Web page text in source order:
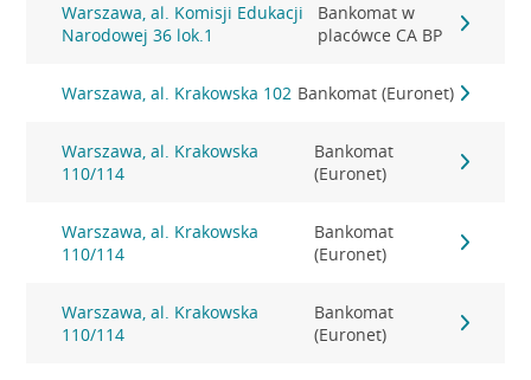
Warszawa, al. Komisji Edukacji
Narodowej 36 lok.1
Bankomat w
placówce CA BP
Warszawa, al. Krakowska 102 Bankomat (Euronet)
Warszawa, al. Krakowska
110/114
Bankomat
(Euronet)
Warszawa, al. Krakowska
110/114
Bankomat
(Euronet)
Warszawa, al. Krakowska
110/114
Bankomat
(Euronet)